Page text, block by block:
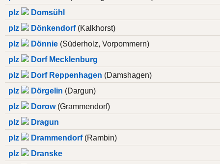
plz
Domsühl
plz
Dönkendorf(Kalkhorst)
plz
Dönnie (Süderholz, Vorpommern)
plz
Dorf Mecklenburg
plz
Dorf Reppenhagen (Damshagen)
plz
Dörgelin (Dargun)
plz
Dorow(Grammendorf)
plz
Dragun
plz
Drammendorf(Rambin)
plz
Dranske